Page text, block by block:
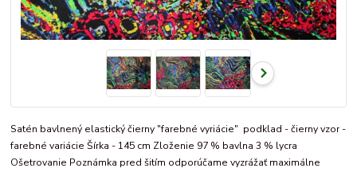
Satén bavlnený elastický čierny "farebné vyriácie" podklad - čierny vzor -
farebné variácie Šírka - 145 cm Zloženie 97 % bavlna 3 % lycra
Ošetrovanie Poznámka pred šitím odporúčame vyzrážať maximálne